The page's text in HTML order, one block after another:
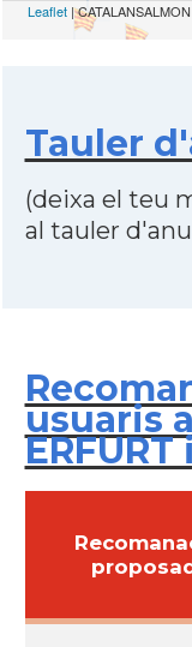
Leaflet |
Tauler
(deixa el teu
al tauler
usuaris